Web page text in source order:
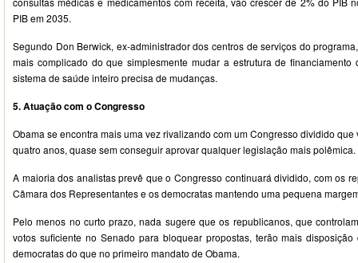
PIB em 2035.
Segundo Don Berwick, ex-administrador dos centros de serviços do
mais complicado do que simplesmente mudar a estrutura de
sistema de saúde inteiro precisa de mudanças.
5. Atuação com o Congresso
Obama se encontra mais uma vez rivalizando com um Congresso dividido
quatro anos, quase sem conseguir aprovar qualquer legislação mais polêmica.
A maioria dos analistas prevê que o Congresso continuará dividido, com os
Câmara dos Representantes e os democratas mantendo uma pequena
Pelo menos no curto prazo, nada sugere que os republicanos, que
votos suficiente no Senado para bloquear propostas, terão mais
democratas do que no primeiro mandato de Obama.